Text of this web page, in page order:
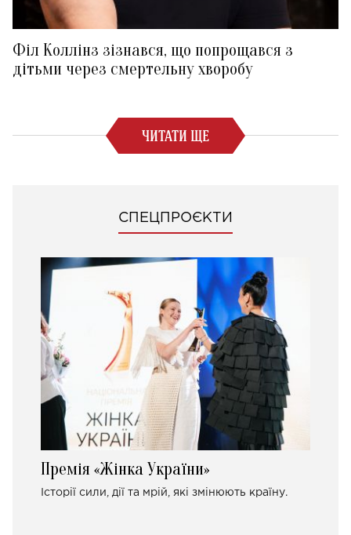
Філ Коллінз зізнався, що попрощався з
дітьми через смертельну хворобу
ЧИТАТИ ЩЕ
СПЕЦПРОЄКТИ
Премія «Жінка України»
Історії сили, дії та мрій, які змінюють країну.